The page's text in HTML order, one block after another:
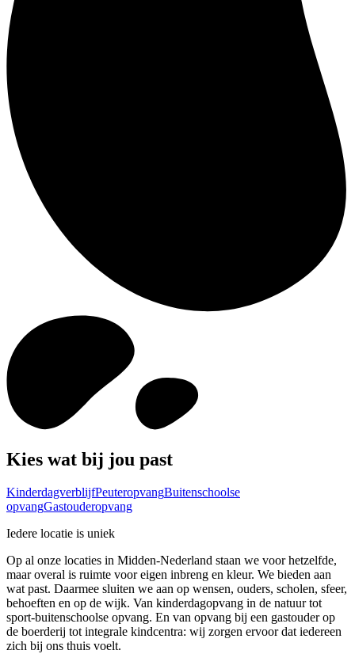
Kies wat bij jou past
KinderdagverblijfPeuteropvangBuitenschoolse
opvangGastouderopvang
Iedere locatie is uniek
Op al onze locaties in Midden-Nederland staan we voor hetzelfde,
maar overal is ruimte voor eigen inbreng en kleur. We bieden aan
wat past. Daarmee sluiten we aan op wensen, ouders, scholen, sfeer,
behoeften en op de wijk. Van kinderdagopvang in de natuur tot
sport-buitenschoolse opvang. En van opvang bij een gastouder op
de boerderij tot integrale kindcentra: wij zorgen ervoor dat iedereen
zich bij ons thuis voelt.